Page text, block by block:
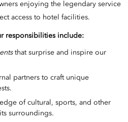
enjoying the legendary service
access to hotel facilities.
responsibilities include:
that surprise and inspire our
partners to craft unique
of cultural, sports, and other
surroundings.